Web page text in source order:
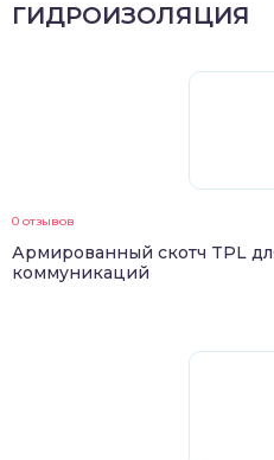
ГИДРОИЗОЛЯЦИЯ
0 отзывов
Армированный скотч TPL
коммуникаций